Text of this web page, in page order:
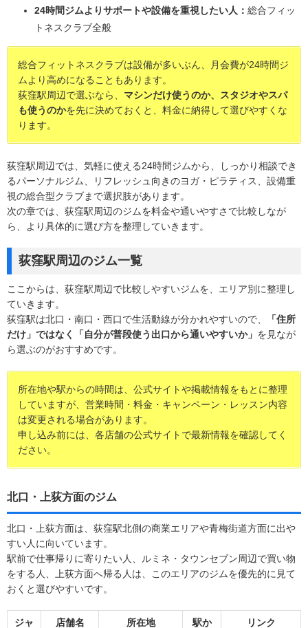
24時間ジムよりサポートや設備を重視したい人： 総合フィッ
トネスクラブ全般
総合フィットネスクラブは設備が多いぶん、月会費が24時間ジ
ムより高めになることもあります。
荻窪駅周辺で選ぶなら、 マシンだけ使うのか、スタジオやスパ
も使うのかを先に決めておくと、料金に納得して選びやすくな
ります。
荻窪駅周辺では、気軽に使える24時間ジムから、しっかり相談でき
るパーソナルジム、リフレッシュ向きのヨガ・ピラティス、設備重
視の総合型クラブまで選択肢があります。
次の章では、荻窪駅周辺のジムを料金や通いやすさで比較しなが
ら、より具体的に選び方を整理していきます。
荻窪駅周辺のジム一覧
ここからは、荻窪駅周辺で比較しやすいジムを、エリア別に整理し
ていきます。
荻窪駅は北口・南口・西口で生活動線が分かれやすいので、
「住所
だけ」ではなく「自分が普段使う出口から通いやすいか」 を見なが
ら選ぶのがおすすめです。
所在地や駅からの時間は、公式サイトや掲載情報をもとに整理
していますが、営業時間・料金・キャンペーン・レッスン内容
は変更される場合があります。
申し込み前には、各店舗の公式サイトで最新情報を確認してく
ださい。
北口・上荻方面のジム
北口・上荻方面は、荻窪駅北側の商業エリアや青梅街道方面に出や
すい人に向いています。
駅前で仕事帰りに寄りたい人、ルミネ・タウンセブン周辺で買い物
をする人、上荻方面へ帰る人は、このエリアのジムを優先的に見て
おくと選びやすいです。
ジャ
店舗名 所在地
駅か
リンク